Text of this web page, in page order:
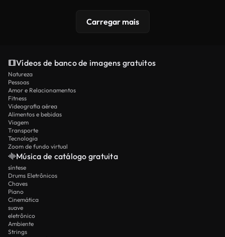
Carregar mais
Vídeos de banco de imagens gratuitos
Natureza
Pessoas
Amor e Relacionamentos
Fitness
Videografia aérea
Alimentos e bebidas
Viagem
Transporte
Tecnologia
Zoom de fundo virtual
Música de catálogo gratuita
síntese
Drums Eletrônicos
Chaves
Piano
Cinemática
suave
eletrônico
Ambiente
Strings